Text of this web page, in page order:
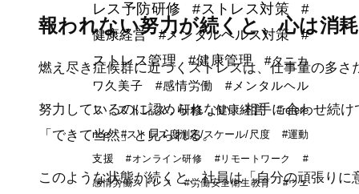
報われない努力が続くと、心は消
燃え尽き症候群に近づくストレスは、仕事量の多さ
努力しているのに認められない。相手に合わせ続
「できて当然」と見られる。
このような状態が続くと、社員は「自分の頑張り
レス予防研修
#ストレス対策
#
健康経営
#メンタルヘルス対策
#
ストレス管理
#健康管理
#タニカ
ワ久美子
#感情労働
#メンタルヘル
ス，ストレス，研修，健康経営
#refere
nce
#ストレス度測定/スケール/尺度
#運動
支援
#オンライン研修 #リモートワーク #
感情労働ストレス #労働安全衛生教育 #ウエ